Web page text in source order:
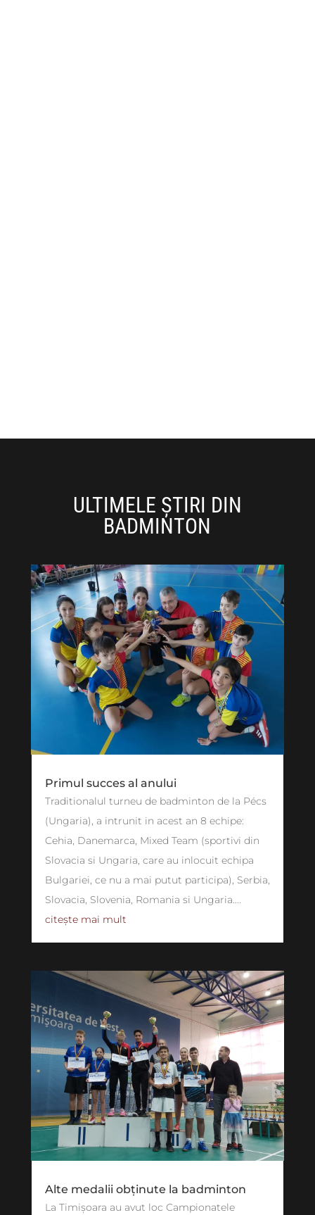
ULTIMELE ȘTIRI DIN
BADMINTON
Primul succes al anului
Traditionalul turneu de badminton de la Pécs
(Ungaria), a intrunit in acest an 8 echipe:
Cehia, Danemarca, Mixed Team (sportivi din
Slovacia si Ungaria, care au inlocuit echipa
Bulgariei, ce nu a mai putut participa), Serbia,
Slovacia, Slovenia, Romania si Ungaria....
citește mai mult
Alte medalii obținute la badminton
La Timișoara au avut loc Campionatele